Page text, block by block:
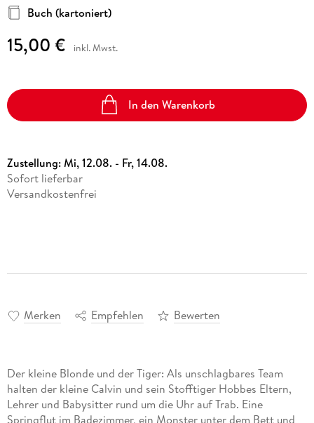
Buch (kartoniert)
15,00 € inkl. Mwst.
In den Warenkorb
Zustellung:Mi, 12.08. - Fr, 14.08.
Sofort lieferbar
Versandkostenfrei
Merken Empfehlen Bewerten
Der kleine Blonde und der Tiger: Als unschlagbares Team
halten der kleine Calvin und sein Stofftiger Hobbes Eltern,
Lehrer und Babysitter rund um die Uhr auf Trab. Eine
Springflut im Badezimmer, ein Monster unter dem Bett und